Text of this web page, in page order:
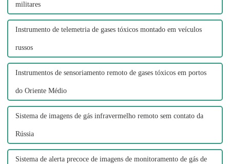
militares
Instrumento de telemetria de gases tóxicos montado em veículos
russos
Instrumentos de sensoriamento remoto de gases tóxicos em portos
do Oriente Médio
Sistema de imagens de gás infravermelho remoto sem contato da
Rússia
Sistema de alerta precoce de imagens de monitoramento de gás de